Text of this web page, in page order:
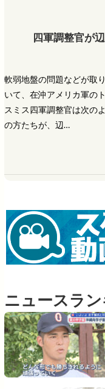
四軍調整官が
軟弱地盤の問題などが取
いて、在沖アメリカ軍の
スミス四軍調整官は次の
の方たちが、辺…
ニュースラ